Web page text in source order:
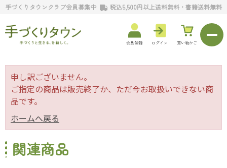
手づくりタウンクラブ会員募集中 税込5,500円以上送料無料・書籍送料無料
会員登録 ログイン 買い物かご
申し訳ございません。
ご指定の商品は販売終了か、ただ今お取扱いできない商
品です。
ホームへ戻る
関連商品